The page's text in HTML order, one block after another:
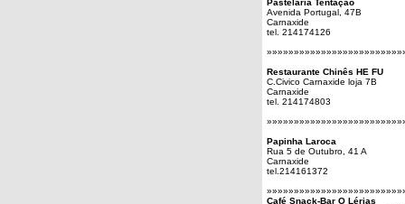
Pastelaria Tentação
Avenida Portugal, 47B
Carnaxide
tel. 214174126
Restaurante Chinês HE FU
C.Civico Carnaxide loja 7B
Carnaxide
tel. 214174803
Papinha Laroca
Rua 5 de Outubro, 41 A
Carnaxide
tel.214161372
Café Snack-Bar O Lérias